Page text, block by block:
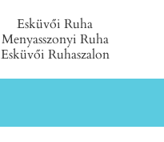
Esküvői Ruha
Menyasszonyi Ruha
Esküvői Ruhaszalon